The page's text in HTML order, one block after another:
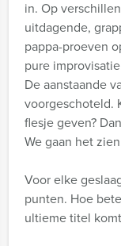
in. Op
uitdagende,
pappa-proeven
pure
De aanstaande
voorgeschoteld.
flesje geven?
We gaan het
Voor elke
punten. Hoe
ultieme titel